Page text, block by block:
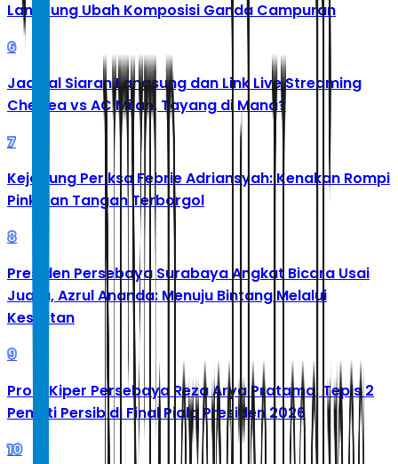
Langsung Ubah Komposisi Ganda Campuran
6
Jadwal Siaran Langsung dan Link Live Streaming
Chelsea vs AC Milan, Tayang di Mana?
7
Kejagung Periksa Febrie Adriansyah: Kenakan Rompi
Pink dan Tangan Terborgol
8
Presiden Persebaya Surabaya Angkat Bicara Usai
Juara, Azrul Ananda: Menuju Bintang Melalui
Kesulitan
9
Profil Kiper Persebaya Reza Arya Pratama, Tepis 2
Penalti Persib di Final Piala Presiden 2026
10